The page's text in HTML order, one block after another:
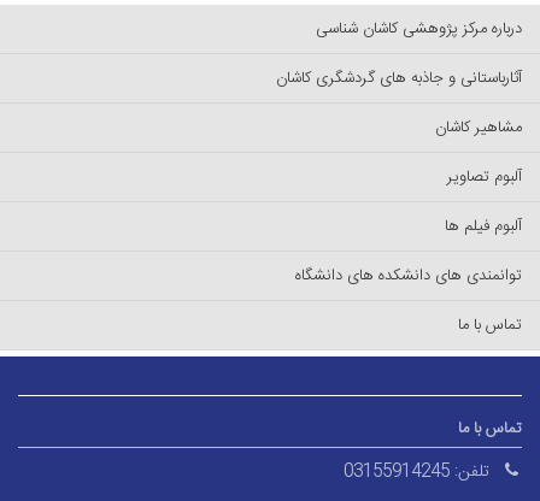
درباره مرکز پژوهشی کاشان شناسی
آثارباستانی و جاذبه های گردشگری کاشان
مشاهیر کاشان
آلبوم تصاویر
آلبوم فیلم ها
توانمندی های دانشکده های دانشگاه
تماس با ما
تماس با ما
تلفن: 03155914245